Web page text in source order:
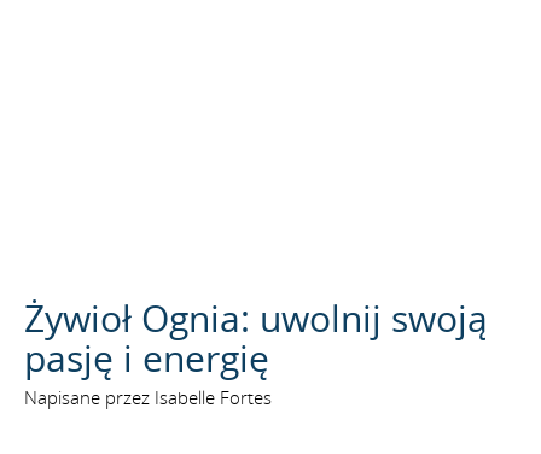
Żywioł Ognia: uwolnij swoją
pasję i energię
Napisane przez Isabelle Fortes